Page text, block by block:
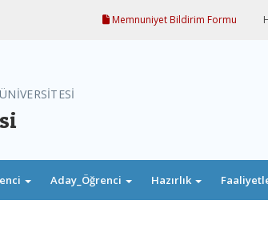
Memnuniyet Bildirim Formu
Aday_Öğrenci Hazırlık